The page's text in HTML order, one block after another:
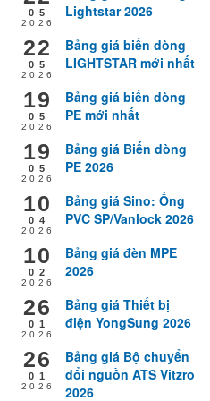
05
2026
Lightstar 2026
22
05
2026
Bảng giá biến dòng
LIGHTSTAR mới nhất
19
05
2026
Bảng giá biến dòng
PE mới nhất
19
05
2026
Bảng giá Biến dòng
PE 2026
10
04
2026
Bảng giá Sino: Ống
PVC SP/Vanlock 2026
10
02
2026
Bảng giá đèn MPE
2026
26
01
2026
Bảng giá Thiết bị
điện YongSung 2026
26
01
2026
Bảng giá Bộ chuyển
đổi nguồn ATS Vitzro
2026